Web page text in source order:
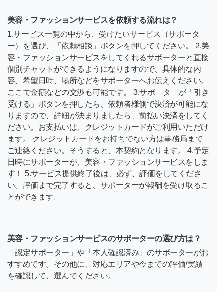
美容・ファッションサービスを依頼する流れは？
1.サービス一覧の中から、受けたいサービス（サポータ
ー）を選び、「依頼相談」ボタンを押してください。 2.美
容・ファッションサービスをしてくれるサポーターと直接
個別チャットができるようになりますので、具体的な内
容、希望日時、場所などをサポーターへお伝えください。
ここで金額などの交渉も可能です。 3.サポーターが「引き
受ける」ボタンを押したら、依頼者様側で決済が可能にな
りますので、詳細が決まりましたら、前払い決済をしてく
ださい。お支払いは、クレジットカードがご利用いただけ
ます。 クレジットカードをお持ちでない方は事務局まで
ご連絡ください。そうすると、本契約となります。 4.予定
日時にサポーターが、美容・ファッションサービスをしま
す！ 5.サービス提供終了後は、必ず、評価をしてくださ
い。評価まで完了すると、サポーターが報酬を受け取るこ
とができます。
美容・ファッションサービスのサポーターの選び方は？
「認定サポーター」や「本人確認済み」のサポーターがお
すすめです。その他に、対応エリアや今までの評価/実績
を確認して、選んでください。